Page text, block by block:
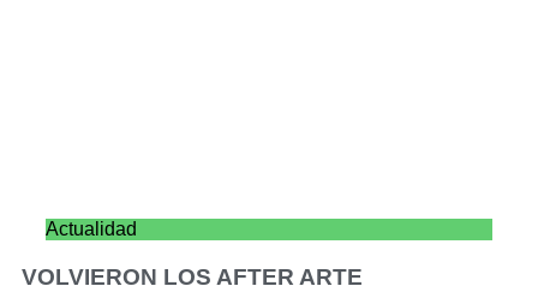
Actualidad
VOLVIERON LOS AFTER ARTE